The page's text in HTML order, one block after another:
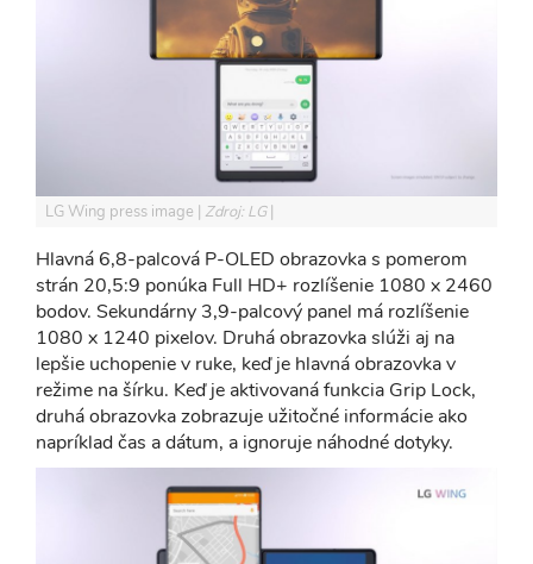
LG Wing press image Zdroj: LG
Hlavná 6,8-palcová P-OLED obrazovka s pomerom
strán 20,5:9 ponúka Full HD+ rozlíšenie 1080 x 2460
bodov. Sekundárny 3,9-palcový panel má rozlíšenie
1080 x 1240 pixelov. Druhá obrazovka slúži aj na
lepšie uchopenie v ruke, keď je hlavná obrazovka v
režime na šírku. Keď je aktivovaná funkcia Grip Lock,
druhá obrazovka zobrazuje užitočné informácie ako
napríklad čas a dátum, a ignoruje náhodné dotyky.